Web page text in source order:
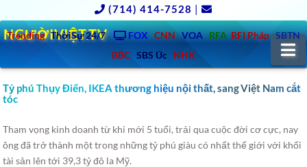
(714) 414-7528 |
Trending ThờiSự 24/7 FOX CNN VOA RFA RFI Pháp SBTN
BBC SBS Úc NHK
NGƯỜIVIỆT.TV
Tỷ phú Thụy Điển, IKEA thương hiệu nội thất, sang Việt Nam cắt
tóc
Tham vọng kinh doanh từ khi mới 5 tuổi, trải qua cuộc đời cơ cực, nay
ông đã trở thành một trong những tỷ phú giàu có nhất thế giới với khối
tài sản lên tới 39,3 tỷ đô la Mỹ.